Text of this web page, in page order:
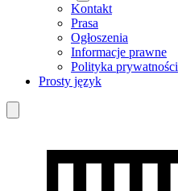
Kontakt
Prasa
Ogłoszenia
Informacje prawne
Polityka prywatności
Prosty język